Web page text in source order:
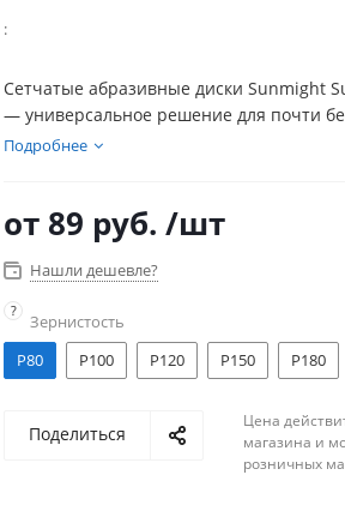
:
Сетчатые абразивные диски Sunmight
— универсальное решение для почти
шпаклёвок, грунтов и лакокрасочных
мастерских.
Подробнее
от 89 руб. /шт
Нашли дешевле?
?
Зернистость
P80
P100 P120 P150 P180
Поделиться
Цена
магазина и
розничных